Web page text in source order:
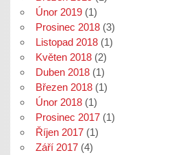
Únor 2019(1)
Prosinec 2018(3)
Listopad 2018(1)
Květen 2018(2)
Duben 2018(1)
Březen 2018(1)
Únor 2018(1)
Prosinec 2017(1)
Říjen 2017(1)
Září 2017(4)